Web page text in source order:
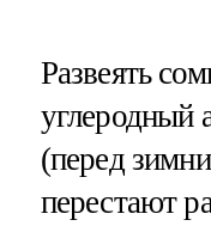
Развеять
углеродный
(перед
перестают